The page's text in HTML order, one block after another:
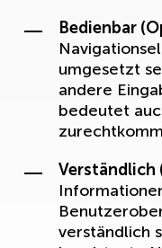
Bedienbar
umgesetzt
andere
bedeutet
Verständlich
verständlich